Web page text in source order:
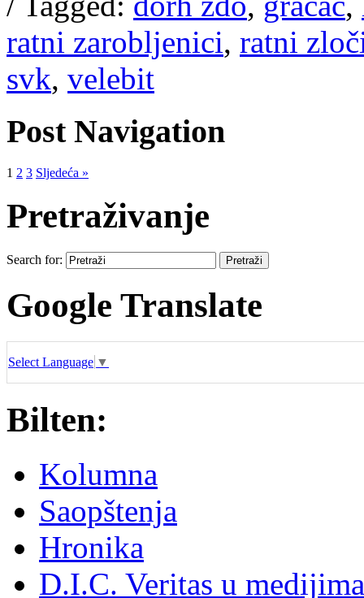
ratni zarobljenici, ratni
svk, velebit
Post Navigation
1 2 3 Sljedeća »
Pretraživanje
Search for:
Google Translate
Select Language ▼
Bilten:
Kolumna
Saopštenja
Hronika
D.I.C. Veritas u medijima